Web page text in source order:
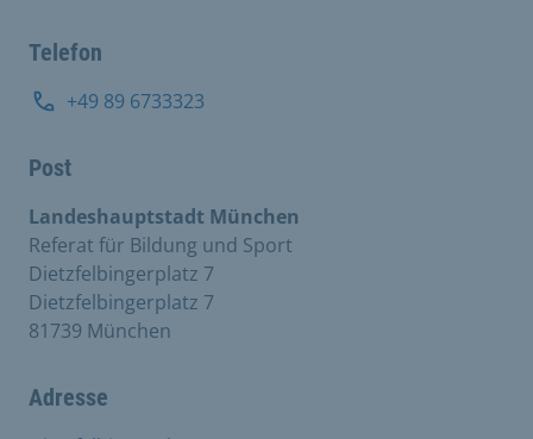
Telefon
+49 89 6733323
Post
Landeshauptstadt München
Referat für Bildung und Sport
Dietzfelbingerplatz 7
Dietzfelbingerplatz 7
81739 München
Adresse